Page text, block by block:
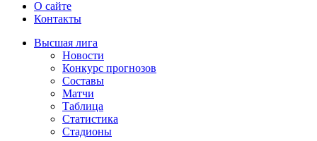
О сайте
Контакты
Высшая лига
Новости
Конкурс прогнозов
Составы
Матчи
Таблица
Статистика
Стадионы